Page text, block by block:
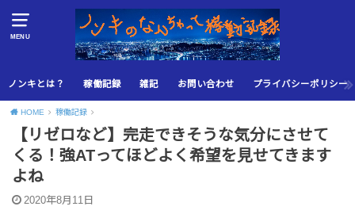
MENU
ノンキとは？ 稼働記録 雑記 お問い合わせ プライバシーポリシー
HOME 稼働記録
【リゼロなど】完走できそうな気分にさせて
くる！強ATってほどよく希望を見せてきます
よね
2020年8月11日